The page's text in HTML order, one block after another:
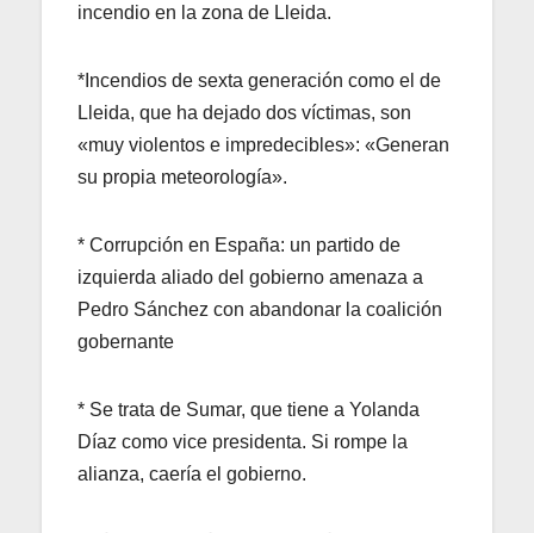
incendio en la zona de Lleida.
*Incendios de sexta generación como el de
Lleida, que ha dejado dos víctimas, son
«muy violentos e impredecibles»: «Generan
su propia meteorología».
* Corrupción en España: un partido de
izquierda aliado del gobierno amenaza a
Pedro Sánchez con abandonar la coalición
gobernante
* Se trata de Sumar, que tiene a Yolanda
Díaz como vice presidenta. Si rompe la
alianza, caería el gobierno.